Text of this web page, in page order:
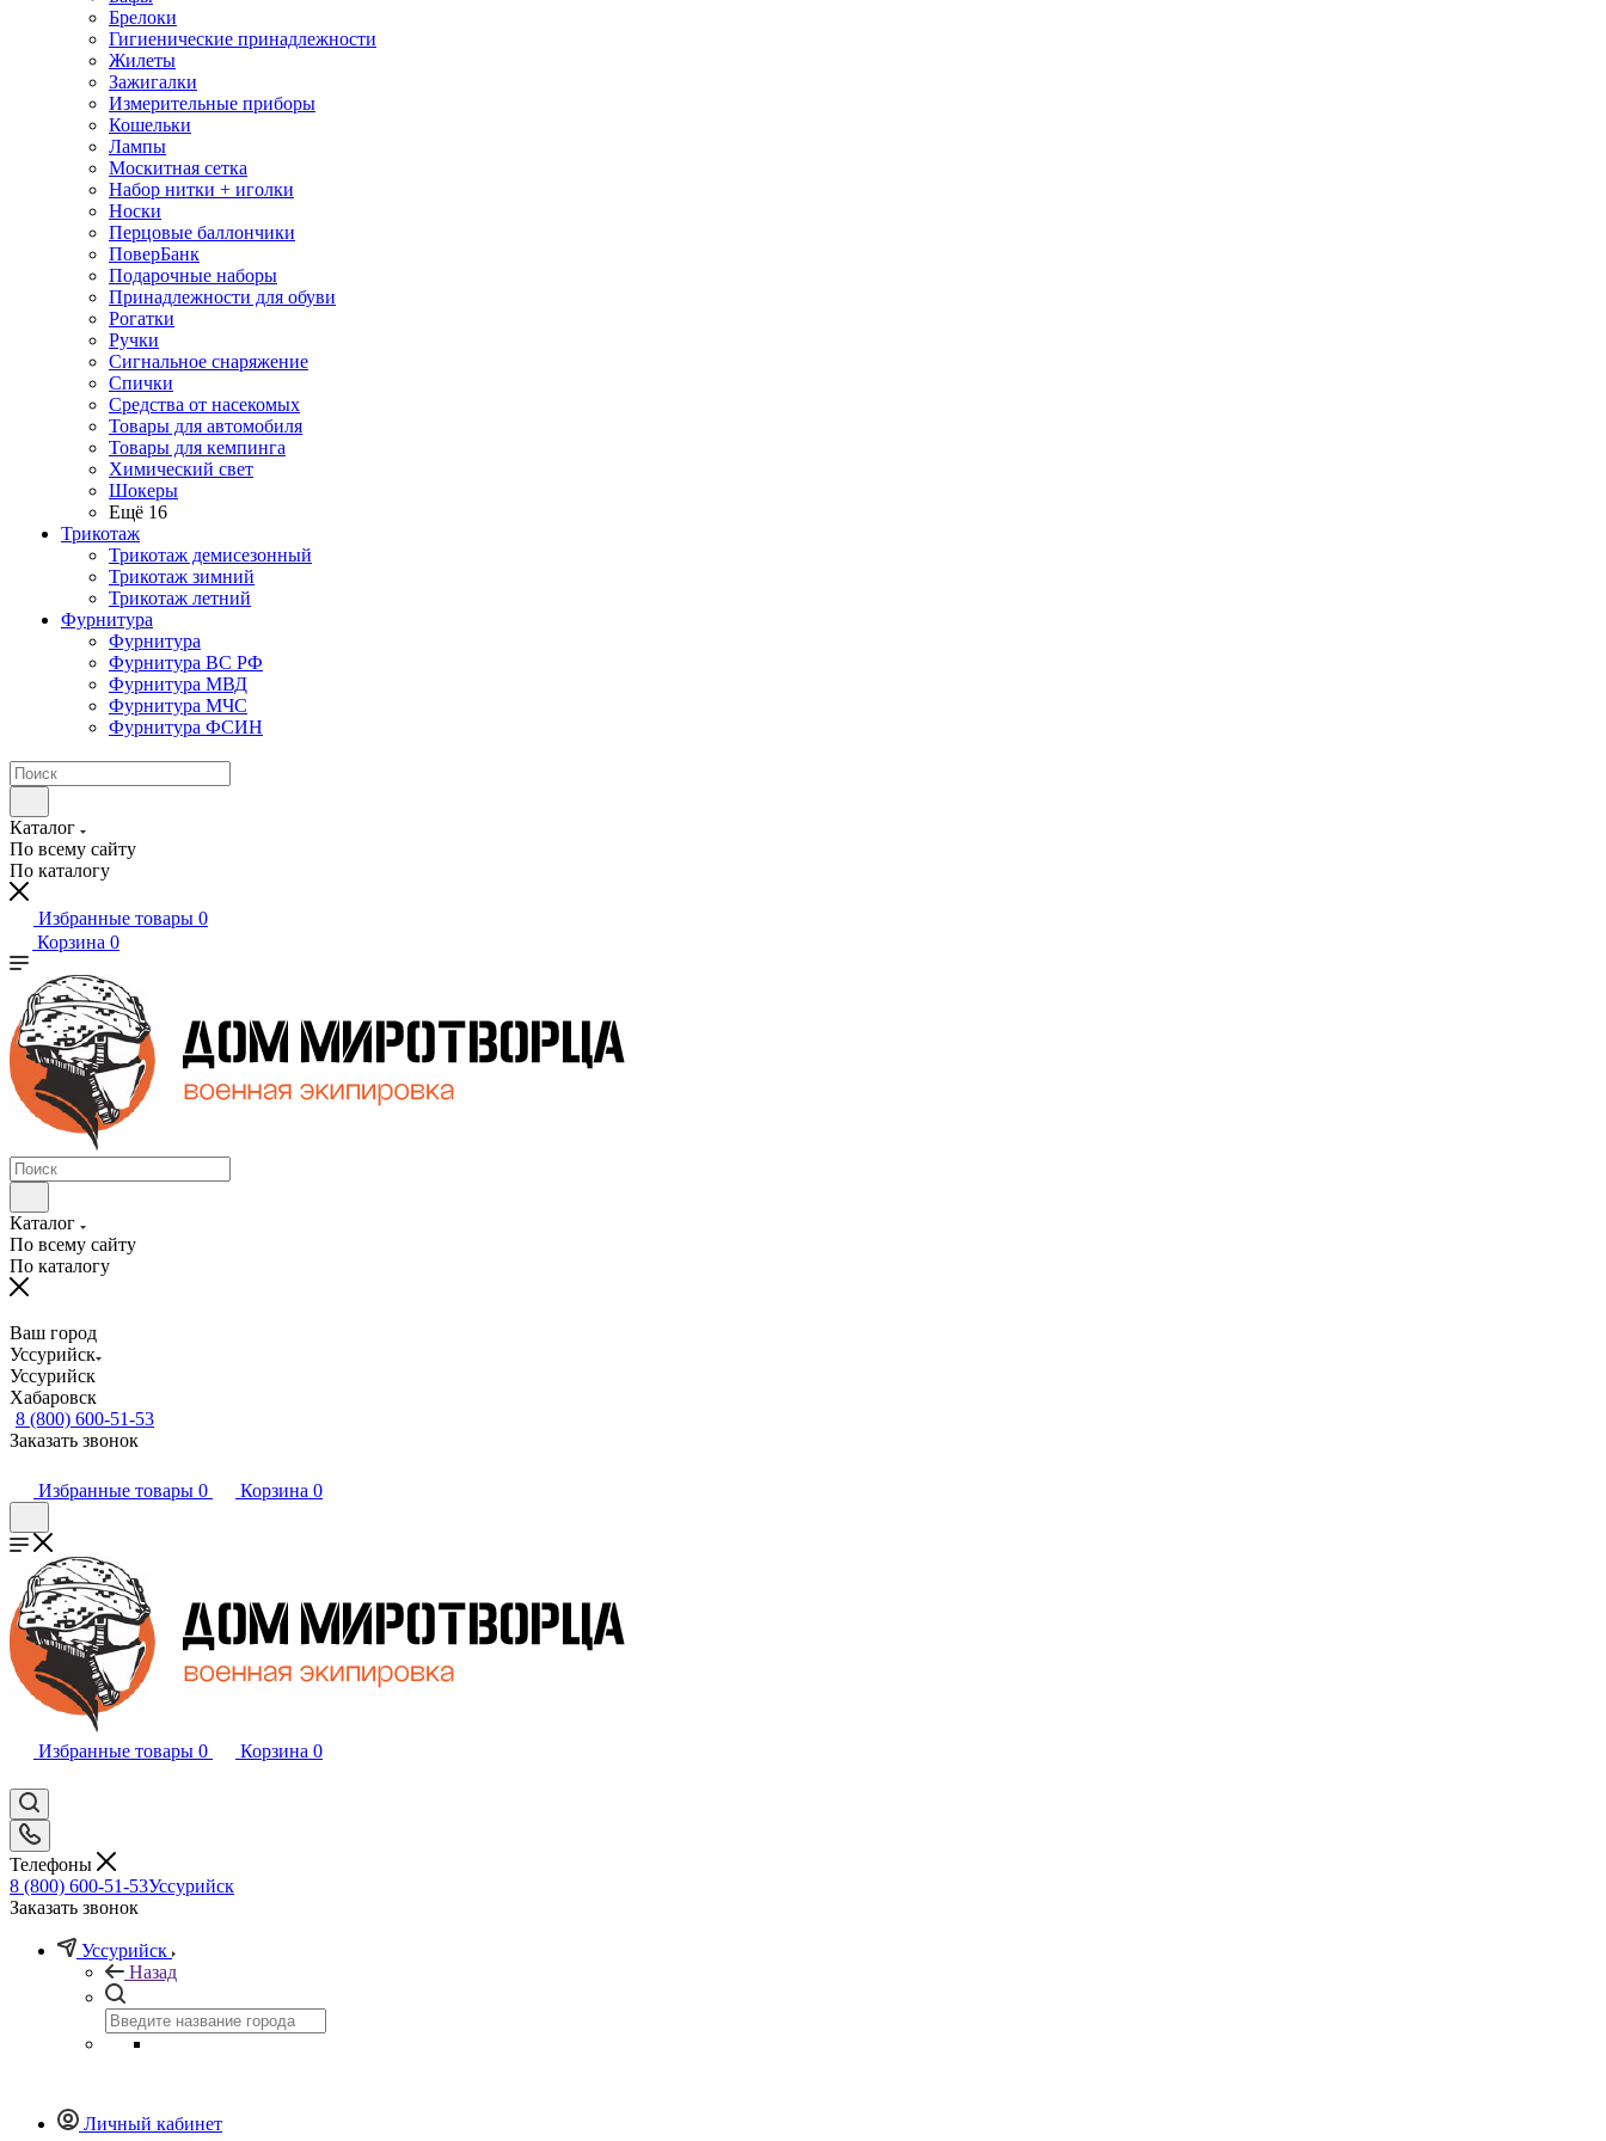
Брелоки
Гигиенические принадлежности
Жилеты
Зажигалки
Измерительные приборы
Кошельки
Лампы
Москитная сетка
Набор нитки + иголки
Носки
Перцовые баллончики
ПоверБанк
Подарочные наборы
Принадлежности для обуви
Рогатки
Ручки
Сигнальное снаряжение
Спички
Средства от насекомых
Товары для автомобиля
Товары для кемпинга
Химический свет
Шокеры
Ещё 16
Трикотаж
Трикотаж демисезонный
Трикотаж зимний
Трикотаж летний
Фурнитура
Фурнитура
Фурнитура ВС РФ
Фурнитура МВД
Фурнитура МЧС
Фурнитура ФСИН
Каталог
По всему сайту
По каталогу
Избранные товары 0
Корзина 0
Каталог
По всему сайту
По каталогу
Ваш город
Уссурийск
Уссурийск
Хабаровск
8 (800) 600-51-53
Заказать звонок
Избранные товары 0 Корзина 0
Избранные товары 0 Корзина 0
Телефоны
8 (800) 600-51-53Уссурийск
Заказать звонок
Уссурийск
Назад
Личный кабинет